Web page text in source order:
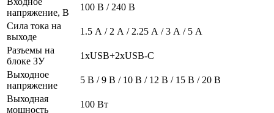
напряжение, В
100 В / 240 В
Сила тока на
выходе
1.5 А / 2 А / 2.25 А / 3 А / 5 А
Разъемы на
блоке ЗУ
1xUSB+2xUSB-C
Выходное
напряжение
5 В / 9 В / 10 В / 12 В / 15 В / 20 В
Выходная
мощность
100 Вт